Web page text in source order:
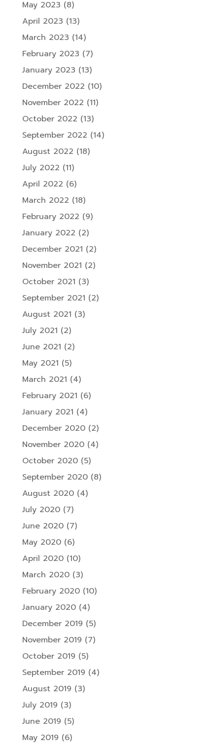
May 2023 (8)
April 2023 (13)
March 2023 (14)
February 2023 (7)
January 2023 (13)
December 2022 (10)
November 2022 (11)
October 2022 (13)
September 2022 (14)
August 2022 (18)
July 2022 (11)
April 2022 (6)
March 2022 (18)
February 2022 (9)
January 2022 (2)
December 2021 (2)
November 2021 (2)
October 2021 (3)
September 2021 (2)
August 2021 (3)
July 2021 (2)
June 2021 (2)
May 2021 (5)
March 2021 (4)
February 2021 (6)
January 2021 (4)
December 2020(2)
November 2020(4)
October 2020(5)
September 2020(8)
August 2020(4)
July 2020(7)
June 2020(7)
May 2020(6)
April 2020(10)
March 2020(3)
February 2020(10)
January 2020(4)
December 2019 (5)
November 2019 (7)
October 2019 (5)
September 2019 (4)
August 2019 (3)
July 2019 (3)
June 2019 (5)
May 2019 (6)